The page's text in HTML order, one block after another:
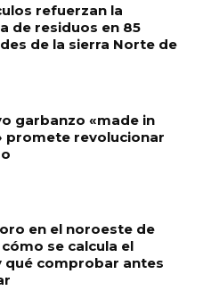
refuerzan la
de residuos en 85
de la sierra Norte de
garbanzo «made in
promete revolucionar
en el noroeste de
se calcula el
qué comprobar antes